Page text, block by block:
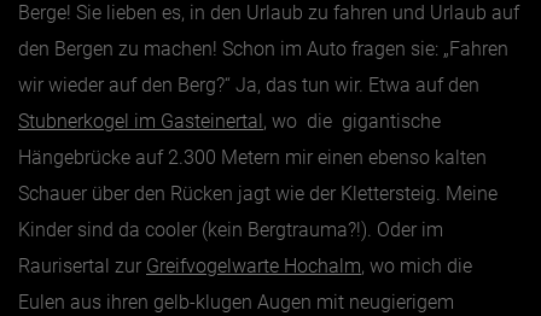
Berge! Sie lieben es, in den Urlaub zu fahren und Urlaub auf
den Bergen zu machen! Schon im Auto fragen sie: „Fahren
wir wieder auf den Berg?“ Ja, das tun wir. Etwa auf den
Stubnerkogel im Gasteinertal , wo die gigantische
Hängebrücke auf 2.300 Metern mir einen ebenso kalten
Schauer über den Rücken jagt wie der Klettersteig. Meine
Kinder sind da cooler (kein Bergtrauma?!). Oder im
Raurisertal zur Greifvogelwarte Hochalm, wo mich die
Eulen aus ihren gelb-klugen Augen mit neugierigem